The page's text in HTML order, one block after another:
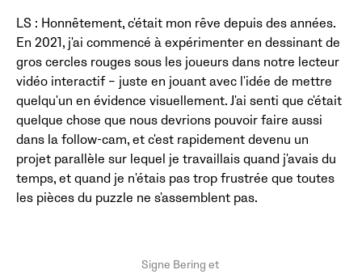
LS : Honnêtement, c'était mon rêve depuis des années.
En 2021, j'ai commencé à expérimenter en dessinant de
gros cercles rouges sous les joueurs dans notre lecteur
vidéo interactif – juste en jouant avec l'idée de mettre
quelqu'un en évidence visuellement. J'ai senti que c'était
quelque chose que nous devrions pouvoir faire aussi
dans la follow-cam, et c'est rapidement devenu un
projet parallèle sur lequel je travaillais quand j'avais du
temps, et quand je n'étais pas trop frustrée que toutes
les pièces du puzzle ne s'assemblent pas.
Signe Bering et